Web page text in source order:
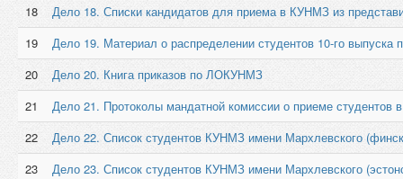
18
Дело 18. Списки кандидатов для приема в КУНМЗ из
19
Дело 19. Материал о распределении студентов 10-го выпуска
20
Дело 20. Книга приказов по ЛОКУНМЗ
21
Дело 21. Протоколы мандатной комиссии о приеме студентов
22
Дело 22. Список студентов КУНМЗ имени Мархлевского
23
Дело 23. Список студентов КУНМЗ имени Мархлевского